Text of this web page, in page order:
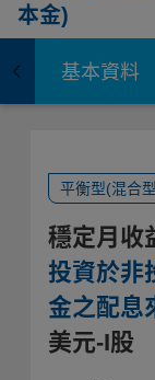
本金)
基本資料
平衡型(混合
穩定月收
投資於非
金之配息
美元-I股